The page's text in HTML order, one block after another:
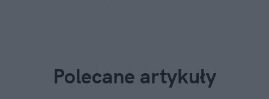
Polecane artykuły